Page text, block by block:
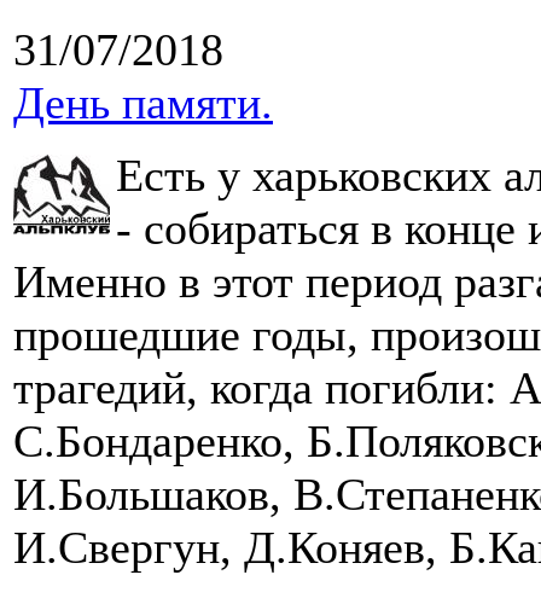
31/07/2018
День памяти.
Есть у харьковских
- собираться в
Именно в этот период
прошедшие годы,
трагедий, когда
С.Бондаренко,
И.Большаков,
И.Свергун, Д.Коняев,